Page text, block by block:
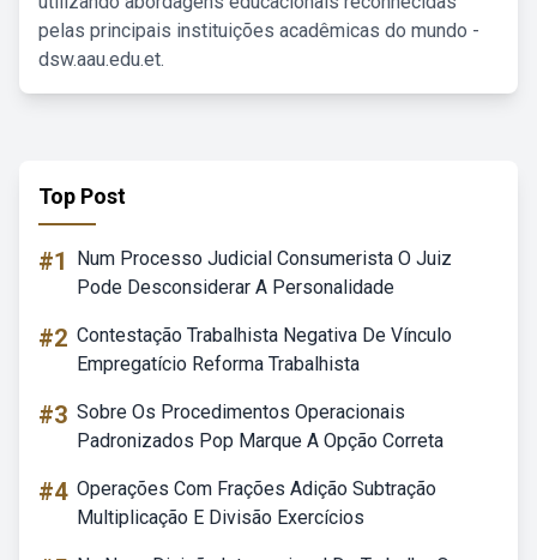
pelas principais instituições acadêmicas do mundo -
dsw.aau.edu.et.
Top Post
#1
Num Processo Judicial Consumerista O Juiz
Pode Desconsiderar A Personalidade
#2 Contestação Trabalhista Negativa De Vínculo
Empregatício Reforma Trabalhista
#3 Sobre Os Procedimentos Operacionais
Padronizados Pop Marque A Opção Correta
#4 Operações Com Frações Adição Subtração
Multiplicação E Divisão Exercícios